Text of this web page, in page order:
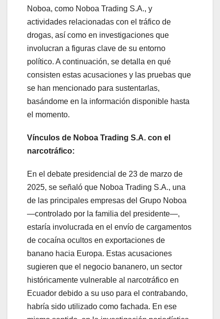
Noboa, como Noboa Trading S.A., y
actividades relacionadas con el tráfico de
drogas, así como en investigaciones que
involucran a figuras clave de su entorno
político. A continuación, se detalla en qué
consisten estas acusaciones y las pruebas que
se han mencionado para sustentarlas,
basándome en la información disponible hasta
el momento.
Vínculos de Noboa Trading S.A. con el
narcotráfico:
En el debate presidencial de 23 de marzo de
2025, se señaló que Noboa Trading S.A., una
de las principales empresas del Grupo Noboa
—controlado por la familia del presidente—,
estaría involucrada en el envío de cargamentos
de cocaína ocultos en exportaciones de
banano hacia Europa. Estas acusaciones
sugieren que el negocio bananero, un sector
históricamente vulnerable al narcotráfico en
Ecuador debido a su uso para el contrabando,
habría sido utilizado como fachada. En ese